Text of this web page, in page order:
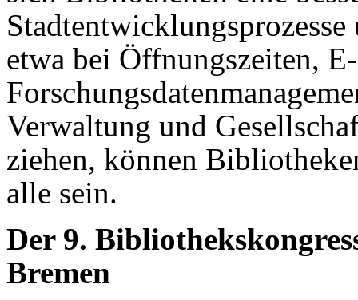
etwa bei Öffnungszeiten,
Verwaltung und
ziehen, können
alle sein.
Der 9.
Bremen